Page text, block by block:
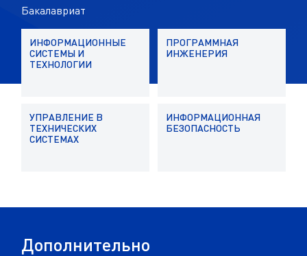
Бакалавриат
ИНФОРМАЦИОННЫЕ
СИСТЕМЫ И
ТЕХНОЛОГИИ
ПРОГРАММНАЯ
ИНЖЕНЕРИЯ
УПРАВЛЕНИЕ В
ТЕХНИЧЕСКИХ
СИСТЕМАХ
ИНФОРМАЦИОННАЯ
БЕЗОПАСНОСТЬ
Дополнительно